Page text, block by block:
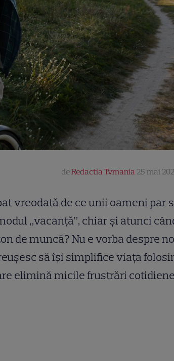
deRedactia Tvmania 25 mai
vreodată de ce unii oameni par
„vacanță”, chiar și atunci
de muncă? Nu e vorba despre
să își simplifice viața
elimină micile frustrări